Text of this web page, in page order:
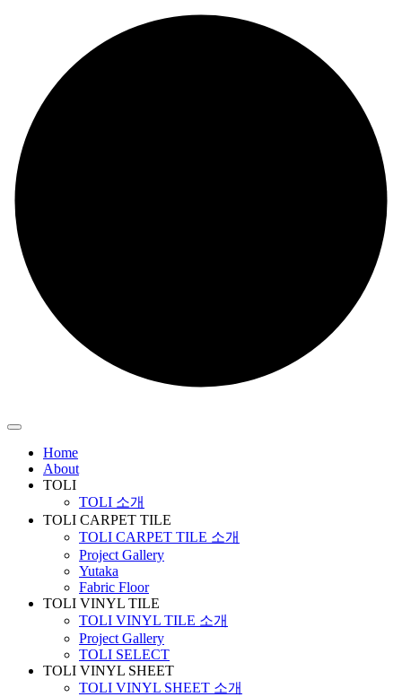
Home
About
TOLI
TOLI 소개
TOLI CARPET TILE
TOLI CARPET TILE 소개
Project Gallery
Yutaka
Fabric Floor
TOLI VINYL TILE
TOLI VINYL TILE 소개
Project Gallery
TOLI SELECT
TOLI VINYL SHEET
TOLI VINYL SHEET 소개